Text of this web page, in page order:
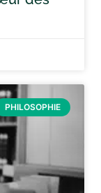
PHILOSOPHIE